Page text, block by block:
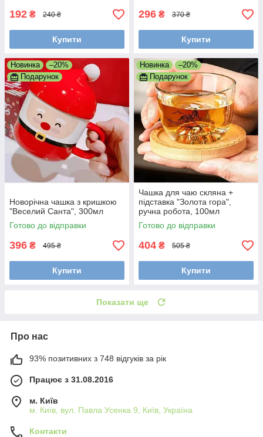
192 ₴ 240 ₴
Купити
296 ₴ 370 ₴
Купити
Новинка
–20%
Подарунок
Новорічна чашка з кришкою
"Веселий Санта", 300мл
Готово до відправки
396 ₴ 495 ₴
Купити
Новинка
–20%
Подарунок
Чашка для чаю скляна +
підставка "Золота гора",
ручна робота, 100мл
Готово до відправки
404 ₴ 505 ₴
Купити
Показати ще
Про нас
93% позитивних з 748 відгуків за рік
Працює з 31.08.2016
м. Київ
м. Київ, вул. Павла Усенка 9, Київ, Україна
Контакти